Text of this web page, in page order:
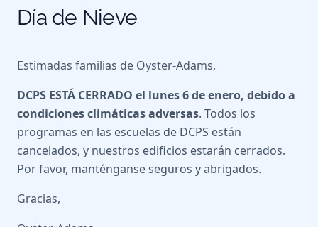
Día de Nieve
Estimadas familias de Oyster-Adams,
DCPS ESTÁ CERRADO el lunes 6 de enero, debido a
condiciones climáticas adversas. Todos los
programas en las escuelas de DCPS están
cancelados, y nuestros edificios estarán cerrados.
Por favor, manténganse seguros y abrigados.
Gracias,